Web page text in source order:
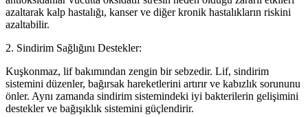
azaltarak kalp hastalığı, kanser ve diğer kronik hastalıkların riskini
azaltabilir.
2. Sindirim Sağlığını Destekler:
Kuşkonmaz, lif bakımından zengin bir sebzedir. Lif, sindirim
sistemini düzenler, bağırsak hareketlerini artırır ve kabızlık sorununu
önler. Aynı zamanda sindirim sistemindeki iyi bakterilerin gelişimini
destekler ve bağışıklık sistemini güçlendirir.